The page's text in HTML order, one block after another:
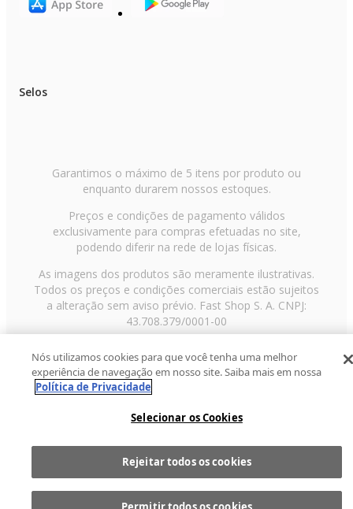
Comprar
Selos
Garantimos o máximo de 5 itens por produto ou
enquanto durarem nossos estoques.
Preços e condições de pagamento válidos
exclusivamente para compras efetuadas no site,
podendo diferir na rede de lojas físicas.
As imagens dos produtos são meramente ilustrativas.
Todos os preços e condições comerciais estão sujeitos
a alteração sem aviso prévio. Fast Shop S. A. CNPJ:
43.708.379/0001-00
Paulo/SP, CEP 02029-001, Telefone: 11 3003-3728 ©
2013 Fast Shop - Todos os direitos reservadosRF
Nós utilizamos cookies para que você tenha uma melhor
experiência de navegação em nosso site. Saiba mais em nossa
Política de Privacidade
Selecionar os Cookies
Rejeitar todos os cookies